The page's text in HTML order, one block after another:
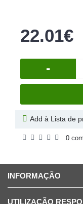
22.01€
-
Add à Lista de
0
INFORMAÇÃO
UTILIZAÇÃO